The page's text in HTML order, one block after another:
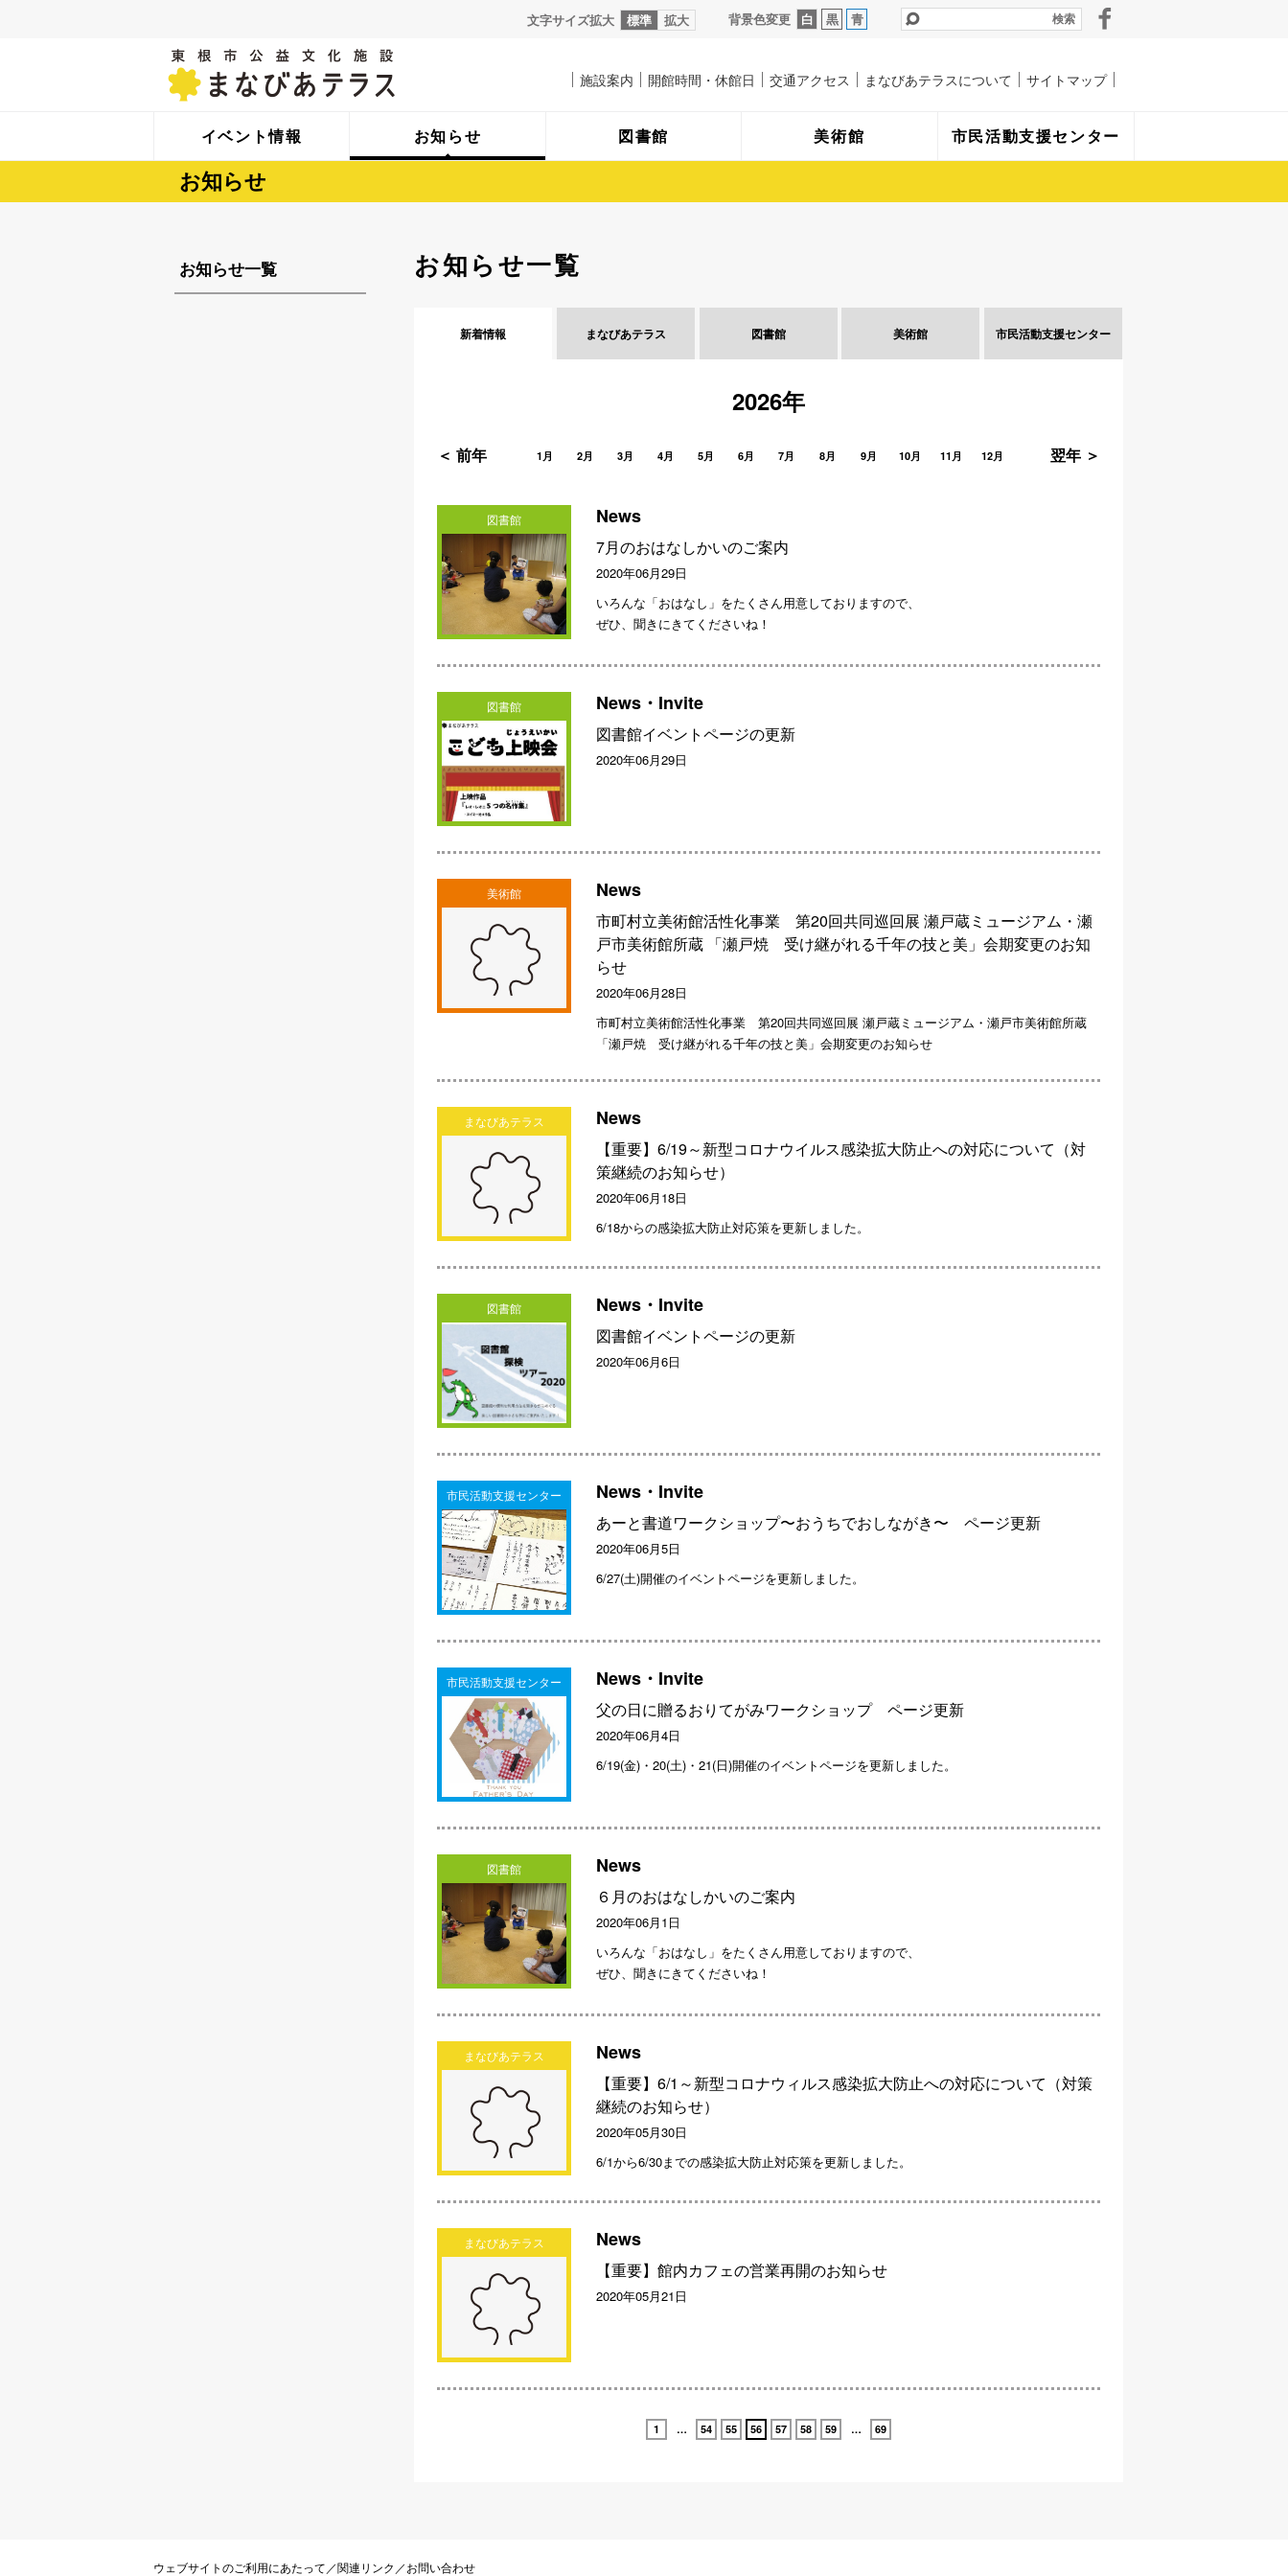
文字サイズ拡大 標準 拡大 背景色変更 白 黒 青
イベント情報 お知らせ 図書館 美術館 市民活動支援センター
施設案内 開館時間・休館日 交通アクセス まなびあテラスについて サイトマップ
お知らせ
お知らせ一覧
新着情報 まなびあテラス 図書館 美術館 市民活動支援センター
2026年
＜ 前年 翌年 ＞
1月 2月 3月 4月 5月 6月 7月 8月 9月 10月 11月 12月
図書館 News
7月のおはなしかいのご案内
2020年06月29日
いろんな「おはなし」をたくさん用意しておりますので、
ぜひ、聞きにきてくださいね！
図書館 News・Invite
図書館イベントページの更新
2020年06月29日
美術館 News
市町村立美術館活性化事業 第20回共同巡回展 瀬戸蔵ミュージアム・瀬
戸市美術館所蔵 「瀬戸焼 受け継がれる千年の技と美」会期変更のお知
らせ
2020年06月28日
市町村立美術館活性化事業 第20回共同巡回展 瀬戸蔵ミュージアム・瀬戸市美術館所蔵
「瀬戸焼 受け継がれる千年の技と美」会期変更のお知らせ
まなびあテラス News
【重要】6/19～新型コロナウイルス感染拡大防止への対応について（対
策継続のお知らせ）
2020年06月18日
6/18からの感染拡大防止対応策を更新しました。
図書館 News・Invite
図書館イベントページの更新
2020年06月6日
市民活動支援センター News・Invite
あーと書道ワークショップ〜おうちでおしながき〜 ページ更新
2020年06月5日
6/27(土)開催のイベントページを更新しました。
市民活動支援センター News・Invite
父の日に贈るおりてがみワークショップ ページ更新
2020年06月4日
6/19(金)・20(土)・21(日)開催のイベントページを更新しました。
図書館 News
６月のおはなしかいのご案内
2020年06月1日
いろんな「おはなし」をたくさん用意しておりますので、
ぜひ、聞きにきてくださいね！
まなびあテラス News
【重要】6/1～新型コロナウィルス感染拡大防止への対応について（対策
継続のお知らせ）
2020年05月30日
6/1から6/30までの感染拡大防止対応策を更新しました。
まなびあテラス News
【重要】館内カフェの営業再開のお知らせ
2020年05月21日
1 … 54 55 56 57 58 59 … 69
お知らせ一覧
ウェブサイトのご利用にあたって ／関連リンク ／お問い合わせ